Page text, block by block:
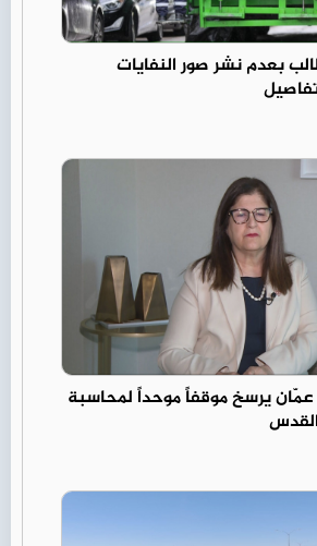
بعدم نشر صور النفايات
يرسخ موقفاً موحداً لمحاسبة